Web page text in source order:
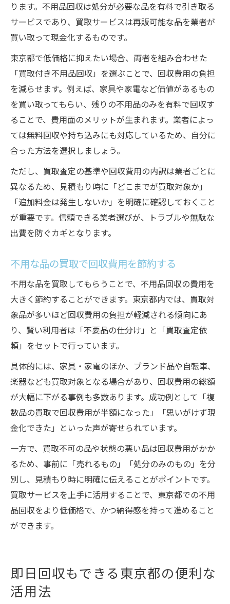
ります。不用品回収は処分が必要な品を有料で引き取る
サービスであり、買取サービスは再販可能な品を業者が
買い取って現金化するものです。
東京都で低価格に抑えたい場合、両者を組み合わせた
「買取付き不用品回収」を選ぶことで、回収費用の負担
を減らせます。例えば、家具や家電など価値があるもの
を買い取ってもらい、残りの不用品のみを有料で回収す
ることで、費用面のメリットが生まれます。業者によっ
ては無料回収や持ち込みにも対応しているため、自分に
合った方法を選択しましょう。
ただし、買取査定の基準や回収費用の内訳は業者ごとに
異なるため、見積もり時に「どこまでが買取対象か」
「追加料金は発生しないか」を明確に確認しておくこと
が重要です。信頼できる業者選びが、トラブルや無駄な
出費を防ぐカギとなります。
不用な品の買取で回収費用を節約する
不用な品を買取してもらうことで、不用品回収の費用を
大きく節約することができます。東京都内では、買取対
象品が多いほど回収費用の負担が軽減される傾向にあ
り、賢い利用者は「不要品の仕分け」と「買取査定依
頼」をセットで行っています。
具体的には、家具・家電のほか、ブランド品や自転車、
楽器なども買取対象となる場合があり、回収費用の総額
が大幅に下がる事例も多数あります。成功例として「複
数品の買取で回収費用が半額になった」「思いがけず現
金化できた」といった声が寄せられています。
一方で、買取不可の品や状態の悪い品は回収費用がかか
るため、事前に「売れるもの」「処分のみのもの」を分
別し、見積もり時に明確に伝えることがポイントです。
買取サービスを上手に活用することで、東京都での不用
品回収をより低価格で、かつ納得感を持って進めること
ができます。
即日回収もできる東京都の便利な
活用法